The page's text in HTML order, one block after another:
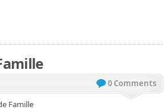
0 Comments
Famille